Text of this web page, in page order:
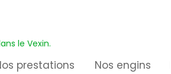
le Vexin.
prestations Nos engins